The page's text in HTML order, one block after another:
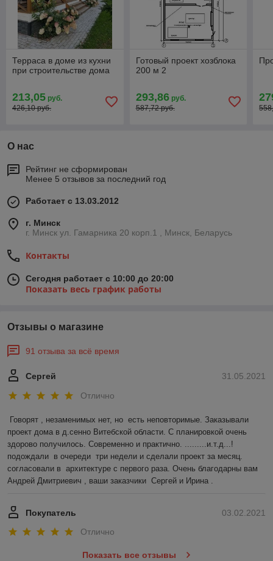
Терраса в доме из кухни
при строительстве дома
213,05 руб.
426,10 руб.
Готовый проект хозблока
200 м 2
293,86руб.
587,72 руб.
О нас
Рейтинг не сформирован
Менее 5 отзывов за последний год
Работает с 13.03.2012
г. Минск
г. Минск ул. Гамарника 20 корп.1 , Минск, Беларусь
Контакты
Сегодня работает с 10:00 до 20:00
Показать весь график работы
Отзывы о магазине
91 отзыва за всё время
31.05.2021
Сергей
Отлично
Говорят , незаменимых нет, но  есть неповторимые. Заказывали
проект дома в д.сенно Витебской области. С планировкой очень
здорово получилось. Современно и практично. .........и.т.д...!
подождали  в очереди  три недели и сделали проект за месяц.
согласовали в  архитектуре с первого раза. Очень благодарны вам
Андрей Дмитриевич , ваши заказчики  Сергей и Ирина .
03.02.2021
Покупатель
Отлично
Показать все отзывы